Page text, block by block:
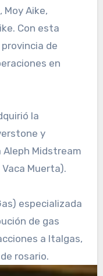
Moy Aike,
Con esta
de
en
la
y
Aleph Midstream
Muerta).
especializada
de gas
a Italgas,
rosario.